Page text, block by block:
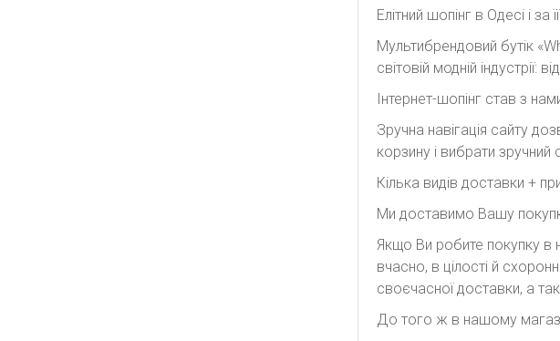
Елітний шопінг в Одесі і за
Мультибрендовий бутік
світовій модній
Інтернет-шопінг став з
Зручна навігація сайту
корзину і вибрати зручний
Кілька видів доставки +
Ми доставимо Вашу
Якщо Ви робите покупку в
вчасно, в цілості й
своєчасної доставки, а
До того ж в нашому